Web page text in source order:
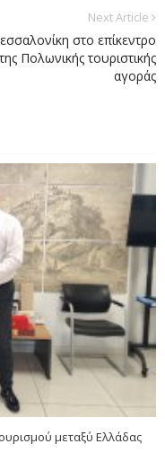
Next Article
στο επίκεντρο
της Πολωνικής τουριστικής
αγοράς
μεταξύ Ελλάδας